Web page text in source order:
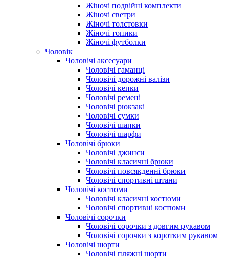
Жіночі подвійні комплекти
Жіночі светри
Жіночі толстовки
Жіночі топики
Жіночі футболки
Чоловік
Чоловічі аксесуари
Чоловічі гаманці
Чоловічі дорожні валізи
Чоловічі кепки
Чоловічі ремені
Чоловічі рюкзакі
Чоловічі сумки
Чоловічі шапки
Чоловічі шарфи
Чоловічі брюки
Чоловічі джинси
Чоловічі класичні брюки
Чоловічі повсякденні брюки
Чоловічі спортивні штани
Чоловічі костюми
Чоловічі класичні костюми
Чоловічі спортивні костюми
Чоловічі сорочки
Чоловічі сорочки з довгим рукавом
Чоловічі сорочки з коротким рукавом
Чоловічі шорти
Чоловічі пляжні шорти